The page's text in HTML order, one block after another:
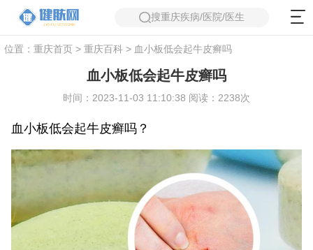
搜重庆疾病/医院/医生
位置： 重庆首页> 重庆百科> 血小板低会起牛皮癣吗
血小板低会起牛皮癣吗
时间：2023-11-03 11:10:38 阅读：2238次
血小板低会起牛皮癣吗？